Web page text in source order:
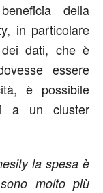
della
in particolare
dati, che è
essere
è possibile
a un cluster
la spesa è
molto più